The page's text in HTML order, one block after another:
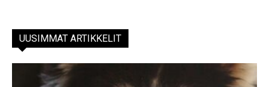
UUSIMMAT ARTIKKELIT